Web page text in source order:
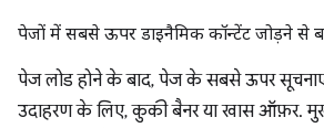
पेजों में सबसे ऊपर डाइनैमिक कॉन्टेंट जोड़ने से
पेज लोड होने के बाद, पेज के सबसे ऊपर
उदाहरण के लिए, कुकी बैनर या खास ऑफ़र.